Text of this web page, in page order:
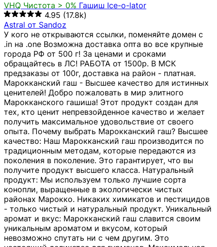
VHQ Чистота > 0% Гашиш Ice-o-lator
4.95 (17.8k)
Astral от Sandoz
У кого не открываются ссылки, поменяйте домен с
.in на .one Возможна доставка опта во все крупные
города РФ от 500 г! За ценами и сроками
обращайтесь в ЛС! РАБОТА от 1500р. В МСК
предзаказы от 100г, доставка на район - платная.
Марокканский гаш - Высшее качество для истинных
ценителей! Добро пожаловать в мир элитного
Марокканского гашиша! Этот продукт создан для
тех, кто ценит непревзойденное качество и желает
получить максимальное удовольствие от своего
опыта. Почему выбрать Марокканский гаш? Высшее
качество: Наш Марокканский гаш производится по
традиционным методам, которые передаются из
поколения в поколение. Это гарантирует, что вы
получите продукт высшего класса. Натуральный
продукт: Мы используем только лучшие сорта
конопли, выращенные в экологически чистых
районах Марокко. Никаких химикатов и пестицидов
- только чистый и натуральный продукт. Уникальный
аромат и вкус: Марокканский гаш славится своим
уникальным ароматом и вкусом, который
невозможно спутать ни с чем другим. Это